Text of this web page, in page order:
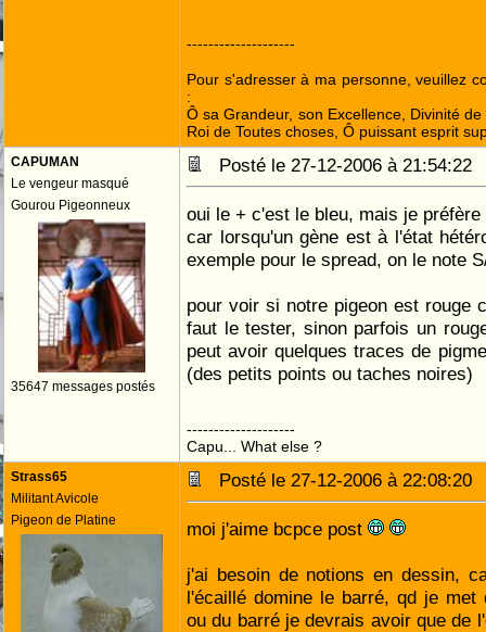
--------------------
Pour s'adresser à ma personne, veuillez
:
Ô sa Grandeur, son Excellence, Divinité
Roi de Toutes choses, Ô puissant esprit
CAPUMAN
Le vengeur masqué
Gourou Pigeonneux
35647 messages postés
Posté le 27-12-2006 à
oui le + c'est le bleu, mais je
car lorsqu'un gène est à l'état
exemple pour le spread, on le note
pour voir si notre pigeon est rouge
faut le tester, sinon parfois un
peut avoir quelques traces de
(des petits points ou taches noires)
--------------------
Capu... What else ?
Strass65
Militant Avicole
Pigeon de Platine
Posté le 27-12-2006 à
moi j'aime bcpce post
j'ai besoin de notions en dessin,
l'écaillé domine le barré, qd je
ou du barré je devrais avoir que de